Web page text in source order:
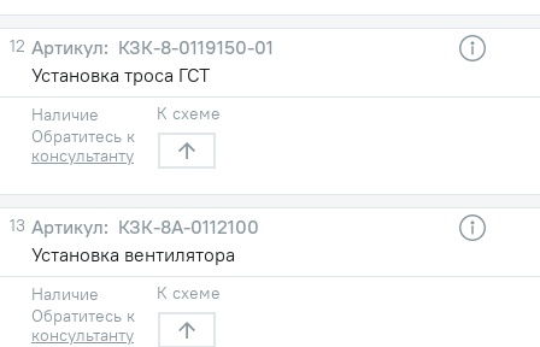
12
КЗК-8-0119150-01
Установка троса ГСТ
Наличие
Обратитесь к
консультанту
К схеме
13
КЗК-8А-0112100
Установка вентилятора
Наличие
Обратитесь к
консультанту
К схеме